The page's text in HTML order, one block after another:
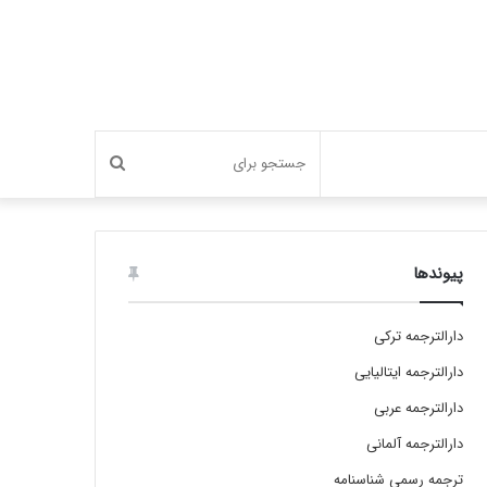
جستجو
برای
پیوندها
دارالترجمه ترکی
دارالترجمه ایتالیایی
دارالترجمه عربی
دارالترجمه آلمانی
ترجمه رسمی شناسنامه